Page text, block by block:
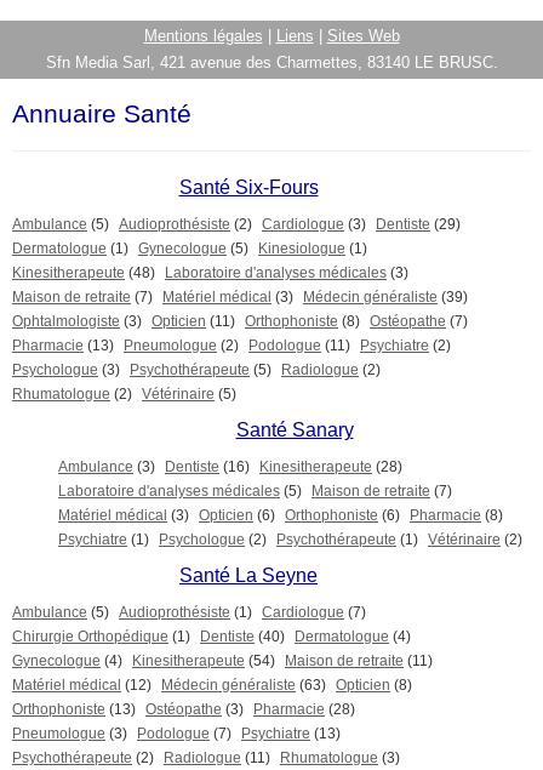
Mentions légales Liens
Sites Web
Sfn Media Sarl, 421 avenue des Charmettes, 83140 LE BRUSC.
Annuaire Santé
Santé Six-Fours
Ambulance (5) Audioprothésiste (2) Cardiologue (3) Dentiste (29)
Dermatologue (1) Gynecologue (5) Kinesiologue (1)
Kinesitherapeute (48) Laboratoire d'analyses médicales (3)
Maison de retraite (7) Matériel médical (3) Médecin généraliste (39)
Ophtalmologiste (3) Opticien (11) Orthophoniste (8) Ostéopathe (7)
Pharmacie (13) Pneumologue (2) Podologue (11) Psychiatre (2)
Psychologue (3) Psychothérapeute (5) Radiologue (2)
Rhumatologue (2) Vétérinaire (5)
Santé Sanary
Ambulance (3) Dentiste (16) Kinesitherapeute (28)
Laboratoire d'analyses médicales (5) Maison de retraite (7)
Matériel médical (3) Opticien (6) Orthophoniste (6) Pharmacie (8)
Psychiatre (1) Psychologue (2) Psychothérapeute (1) Vétérinaire (2)
Santé La Seyne
Ambulance (5) Audioprothésiste (1) Cardiologue (7)
Chirurgie Orthopédique (1) Dentiste (40) Dermatologue (4)
Gynecologue (4) Kinesitherapeute (54) Maison de retraite (11)
Matériel médical (12) Médecin généraliste (63) Opticien (8)
Orthophoniste (13) Ostéopathe (3) Pharmacie (28)
Pneumologue (3) Podologue (7) Psychiatre (13)
Psychothérapeute (2) Radiologue (11) Rhumatologue (3)